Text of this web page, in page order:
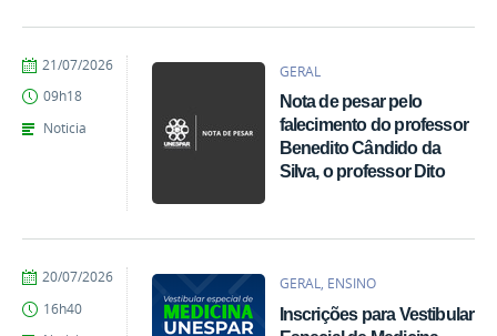
GERAL
Nota de pesar pelo
falecimento do professor
Benedito Cândido da
Silva, o professor Dito
por
Santos
Daum
publicado
21/07/2026
09h18
Noticia
GERAL, ENSINO
Inscrições para Vestibular
por
Santos
publicado
20/07/2026
16h40